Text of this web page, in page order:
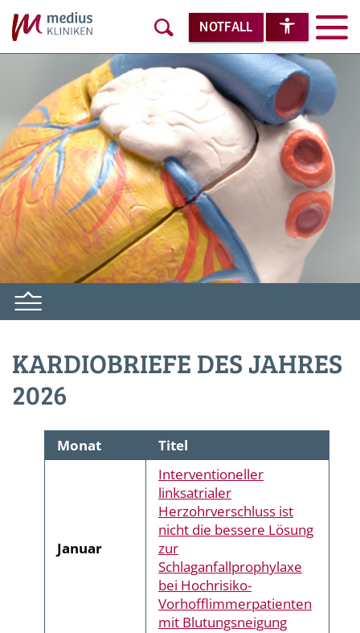
NOTFALL
KARDIOBRIEFE DES JAHRES
2026
Monat Titel
Januar
Interventioneller
linksatrialer
Herzohrverschluss ist
nicht die bessere Lösung
zur
Schlaganfallprophylaxe
bei Hochrisiko-
Vorhofflimmerpatienten
mit Blutungsneigung